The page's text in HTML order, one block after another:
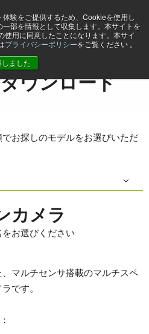
験をご提供するため、Cookieを使用し
部を情報として収集します。本サイトを
用に同意したことになります。本サイ
プライバシーポリシーをご覧ください 。
しました
ェアダウンロード
ウンロード
お探しのモデルをお選びいただ
カメラ
お選びください
マルチセンサ搭載のマルチスペ
です。